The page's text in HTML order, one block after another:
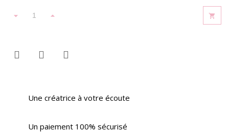
Une créatrice à votre écoute
Un paiement 100% sécurisé